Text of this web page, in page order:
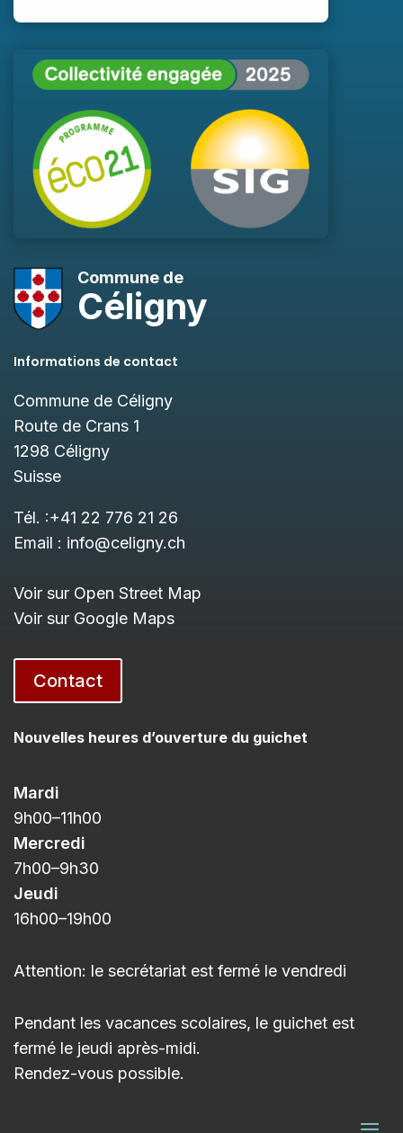
Commune de
Céligny
Informations de contact
Commune de Céligny
Route de Crans 1
1298 Céligny
Suisse
Tél. :+41 22 776 21 26
Email : info@celigny.ch
Voir sur Open Street Map
Voir sur Google Maps
Contact
Nouvelles heures d’ouverture du guichet
Mardi
9h00–11h00
Mercredi
7h00–9h30
Jeudi
16h00–19h00
Attention: le secrétariat est fermé le vendredi
Pendant les vacances scolaires, le guichet est
fermé le jeudi après-midi.
Rendez-vous possible.